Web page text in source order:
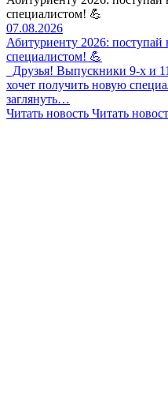
специалистом! 💪
07.08.2026
Абитуриенту 2026:
специалистом! 💪
Друзья! Выпускники 9-х и
хочет получить новую
заглянуть…
Читать новость Читать